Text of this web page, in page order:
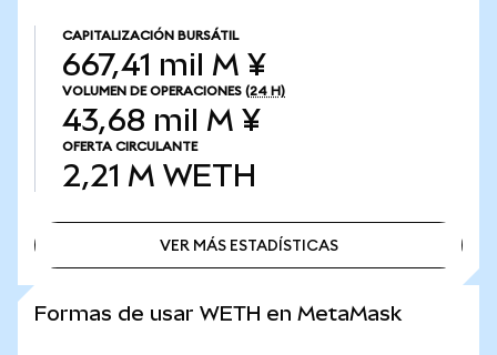
CAPITALIZACIÓN BURSÁTIL
667,41 mil M ¥
VOLUMEN DE OPERACIONES (24 H)
43,68 mil M ¥
OFERTA CIRCULANTE
2,21 M WETH
VER MÁS ESTADÍSTICAS
Formas de usar WETH en MetaMask